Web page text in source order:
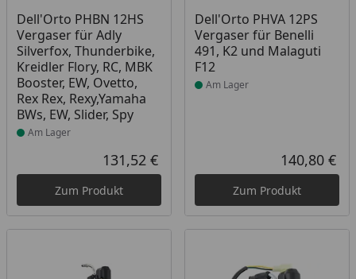
Dell'Orto PHBN 12HS
Vergaser für Adly
Silverfox, Thunderbike,
Kreidler Flory, RC, MBK
Booster, EW, Ovetto,
Rex Rex, Rexy,Yamaha
BWs, EW, Slider, Spy
Produkt am Lager
Am Lager
Aktueller Preis
131,52 €
Zum Produkt
Dell'Orto PHVA 12PS
Vergaser für Benelli
491, K2 und Malaguti
F12
Produkt am Lager
Am Lager
140,80 €
Zum Produkt